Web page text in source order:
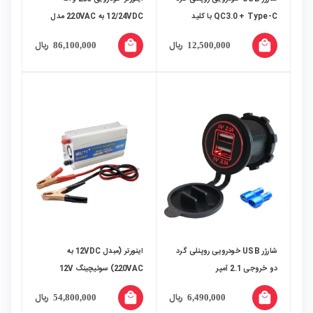
QC3.0 + Type-C با کلید
ON/OFF و نشانگر ولتاژ
12,500,000 ریال local_mall
12/24VDC به 220VAC مدل
1661 مارک Olesson
86,100,000 ریال local_mall
شارژر USB خودرویی روپنلی گرد
دو خروجی 2.1 آمپر
6,490,000 ریال local_mall
اینورتر (مبدل 12VDC به
220VAC) سوئیچینگ 12V
1000W مارک BELTTT
54,800,000 ریال local_mall